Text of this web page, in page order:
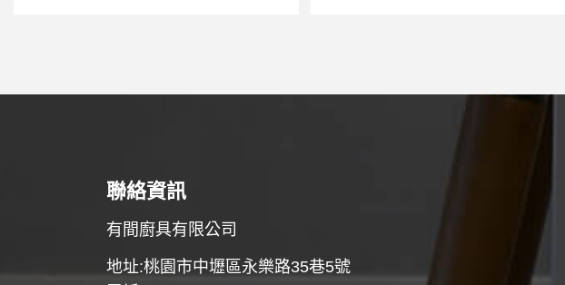
聯絡資訊
有間廚具有限公司
地址:桃園市中壢區永樂路35巷5號